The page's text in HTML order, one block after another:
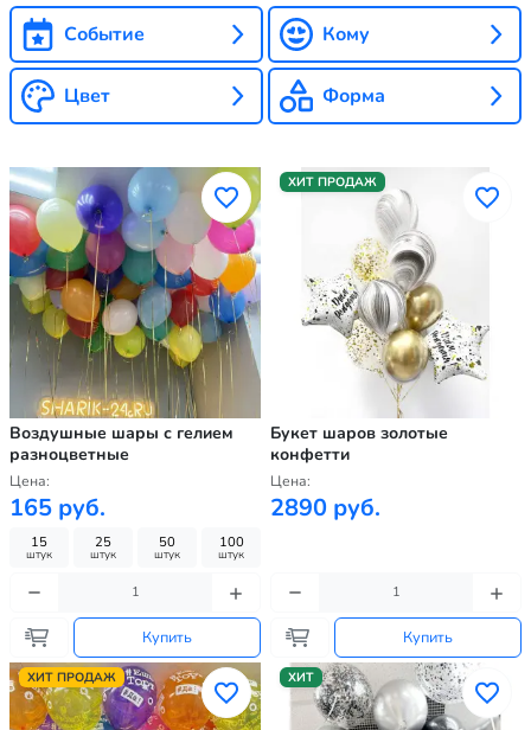
Событие Кому
Цвет Форма
Воздушные шары с гелием
разноцветные
Цена:
165 руб.
15
штук
25
штук
50
штук
100
штук
Купить
ХИТ ПРОДАЖ
Букет шаров золотые
конфетти
Цена:
2890 руб.
Купить
ХИТ ПРОДАЖ ХИТ